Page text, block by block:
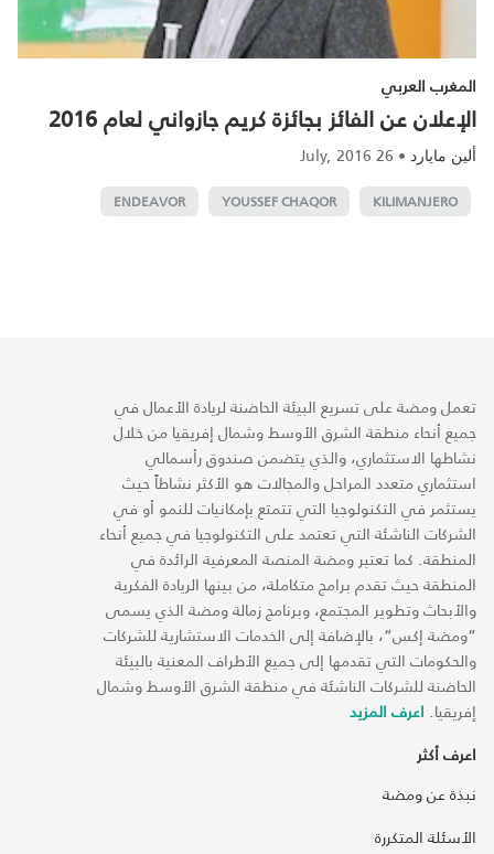
المغرب العربي
الإعلان عن الفائز بجائزة كريم جازواني لعام 2016
ألين مايارد •
26 July, 2016
KILIMANJERO
YOUSSEF CHAQOR
ENDEAVOR
تعمل ومضة على تسريع البيئة الحاضنة لريادة الأعمال في
جميع أنحاء منطقة الشرق الأوسط وشمال إفريقيا من خلال
نشاطها الاستثماري، والذي يتضمن صندوق رأسمالي
استثماري متعدد المراحل والمجالات هو الأكثر نشاطاً حيث
يستثمر في التكنولوجيا التي تتمتع بإمكانيات للنمو أو في
الشركات الناشئة التي تعتمد على التكنولوجيا في جميع أنحاء
المنطقة. كما تعتبر ومضة المنصة المعرفية الرائدة في
المنطقة حيث تقدم برامج متكاملة، من بينها الريادة الفكرية
والأبحاث وتطوير المجتمع، وبرنامج زمالة ومضة الذي يسمى
“ومضة إكس“، بالإضافة إلى الخدمات الاستشارية للشركات
والحكومات التي تقدمها إلى جميع الأطراف المعنية بالبيئة
الحاضنة للشركات الناشئة في منطقة الشرق الأوسط وشمال
إفريقيا. اعرف المزيد
اعرف أكثر
نبذة عن ومضة
الأسئلة المتكررة